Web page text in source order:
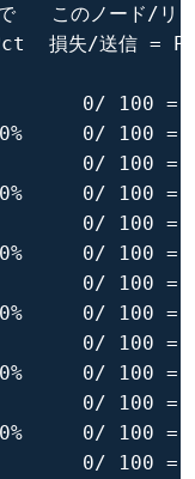
このノード/リ
損失/送信 =
0/ 100 =
0/ 100 =
0/ 100 =
0/ 100 =
0/ 100 =
0/ 100 =
0/ 100 =
0/ 100 =
0/ 100 =
0/ 100 =
0/ 100 =
0/ 100 =
0/ 100 =